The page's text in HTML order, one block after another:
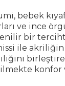
bebek
ve ince
bir
ile akriliğin
konfor